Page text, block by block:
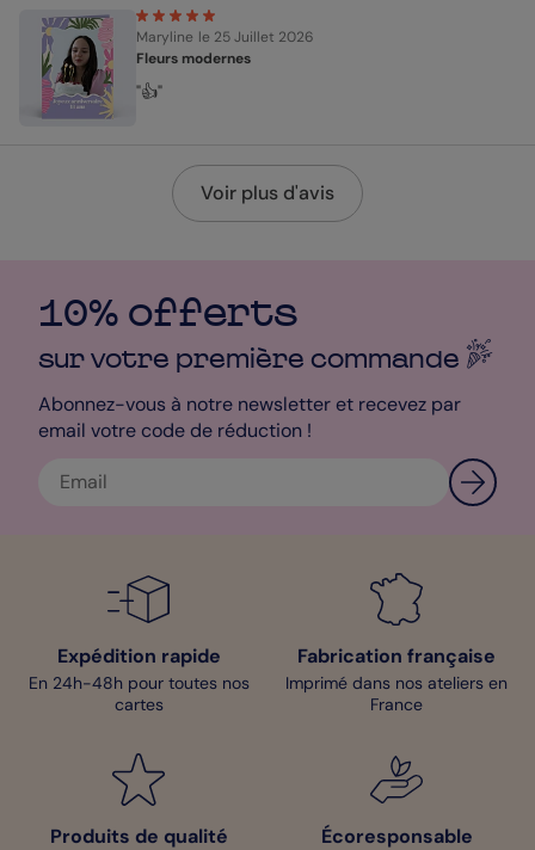
Maryline le 25 Juillet 2026
Fleurs modernes
"👍"
Voir plus d'avis
10% offerts
sur votre première commande
Abonnez-vous à notre newsletter et recevez par
email votre code de réduction !
Expédition rapide
En 24h-48h pour toutes nos
cartes
Fabrication française
Imprimé dans nos ateliers en
France
Produits de qualité Écoresponsable